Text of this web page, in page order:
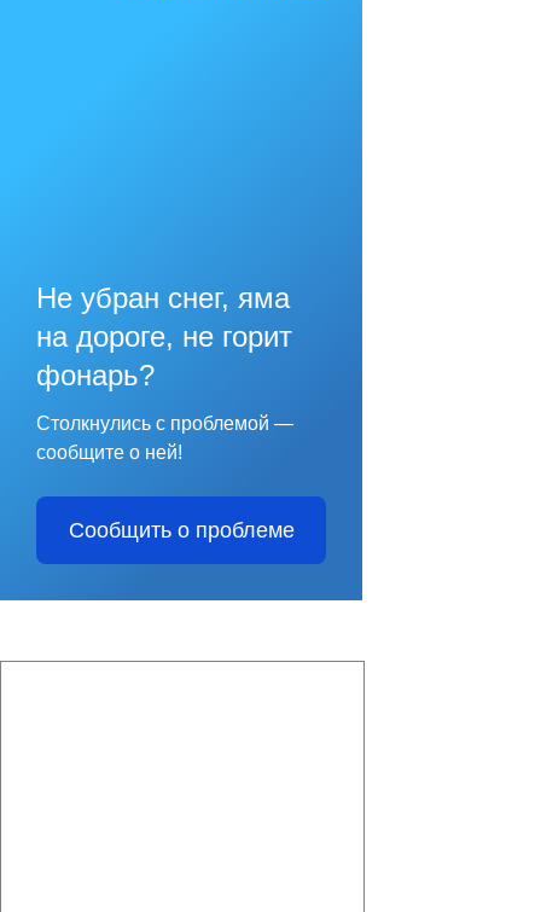
Не убран снег, яма
на дороге, не горит
фонарь?
Столкнулись с проблемой —
сообщите о ней!
Сообщить о проблеме